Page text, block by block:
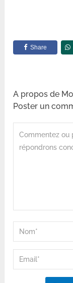
Share
A propos de
Poster un